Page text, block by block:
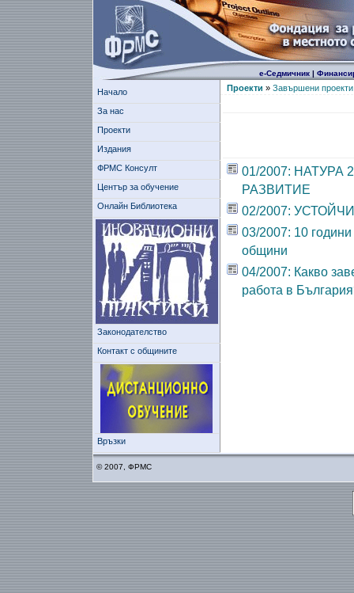
е-Седмичник|
Начало
За нас
Проекти
Издания
ФРМС Консулт
Център за обучение
Онлайн Библиотека
Законодателство
Контакт с общините
Връзки
Проекти » Завършени проекти
01/2007:
РАЗВИТИЕ
02/2007:
03/2007: 10
общини
04/2007: Какво
работа в
© 2007, ФРМС